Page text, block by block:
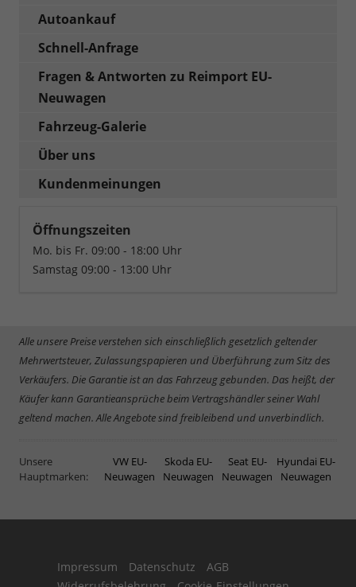
Autoankauf
Schnell-Anfrage
Fragen & Antworten zu Reimport EU-
Neuwagen
Fahrzeug-Galerie
Über uns
Kundenmeinungen
Öffnungszeiten
Mo. bis Fr. 09:00 - 18:00 Uhr
Samstag 09:00 - 13:00 Uhr
Alle unsere Preise verstehen sich einschließlich gesetzlich geltender
Mehrwertsteuer, Zulassungspapieren und Überführung zum Sitz des
Verkäufers. Die Garantie ist an das Fahrzeug gebunden. Das heißt, der
Käufer kann Garantieansprüche beim Vertragshändler seiner Wahl
geltend machen. Alle Angebote sind freibleibend und unverbindlich.
Unsere
Hauptmarken:
VW EU-
Neuwagen
Skoda EU-
Neuwagen
Seat EU-
Neuwagen
Hyundai EU-
Neuwagen
Impressum Datenschutz
AGB